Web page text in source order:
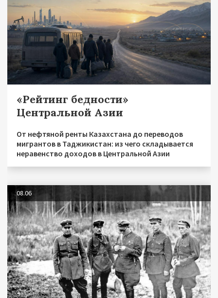
«Рейтинг бедности»
Центральной Азии
От нефтяной ренты Казахстана до переводов
мигрантов в Таджикистан: из чего складывается
неравенство доходов в Центральной Азии
08.06